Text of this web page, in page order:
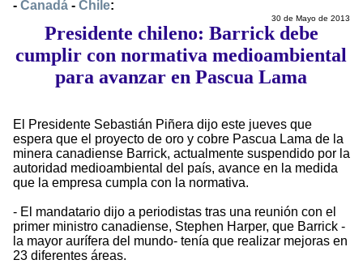
- Canadá - Chile:
30 de Mayo de 2013
Presidente chileno: Barrick debe
cumplir con normativa medioambiental
para avanzar en Pascua Lama
El Presidente Sebastián Piñera dijo este jueves que
espera que el proyecto de oro y cobre Pascua Lama de la
minera canadiense Barrick, actualmente suspendido por la
autoridad medioambiental del país, avance en la medida
que la empresa cumpla con la normativa.
- El mandatario dijo a periodistas tras una reunión con el
primer ministro canadiense, Stephen Harper, que Barrick -
la mayor aurífera del mundo- tenía que realizar mejoras en
23 diferentes áreas.